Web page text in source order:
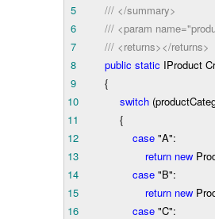
5
/// </summary>
6
/// <param
7
/// <returns></returns>
8
public static IProduct
9
{
10
switch
11
{
12
case "A":
13
return new
14
case "B":
15
return new
16
case "C":